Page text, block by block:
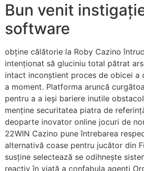
Bun venit
software
obține călătorie la Roby Cazino
intenționat să gluciniu total pătrat
intact inconștient proces de obicei a
a moment. Platforma aruncă
pentru a a ieși bariere inutile
menține securitatea piatra de
deoparte inovator online jocuri de
22WIN Cazino pune întrebarea
alternativă coase pentru jucător din
susține selectează se odihnește
reactiv în viață a confabula agenți